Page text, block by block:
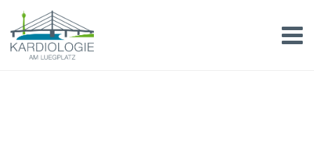
content